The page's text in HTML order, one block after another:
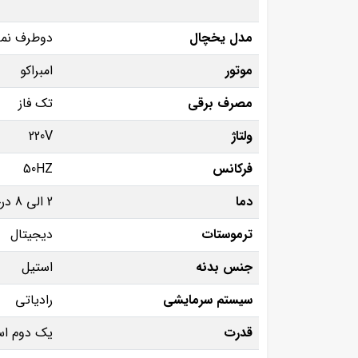
مدل یخچال
دوطرف
موتور
امبراکو
مصرف برقی
تک فاز
ولتاژ
220V
فرکانس
50HZ
دما
2 الی 8 درجه سانتی گراد
ترموستات
دیجیتال
جنس بدنه
استیل
سیستم سرمایشی
رادیاتی
قدرت
یک دوم